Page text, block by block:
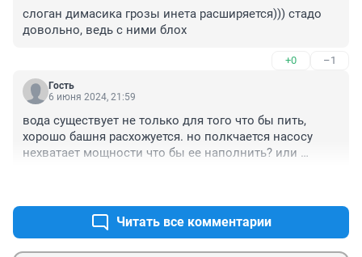
слоган димасика грозы инета расширяется))) стадо
довольно, ведь с ними блох
+0 –1
Гость
6 июня 2024, 21:59
вода существует не только для того что бы пить,
хорошо башня расхожуется. но полкчается насосу
нехватает мощности что бы ее наполнить? или
Читать все комментарии